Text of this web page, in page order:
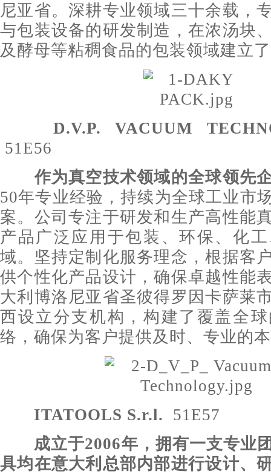
尼亚省。深耕专业领域三十余载，
与包装设备的研发制造，在浓汤块
及酵母等粘稠食品的包装领域建立
D.V.P. VACUUM
51E56
作为真空技术领域的全球领先
50年专业经验，持续为全球工业市
案。公司专注于研发和生产高性能
产品广泛应用于包装、环保、化
域。坚持定制化服务理念，根据客
供个性化产品设计，确保卓越性能
大利博洛尼亚省圣彼得罗因卡萨莱
西设立分支机构，构建了覆盖全
络，确保为客户提供及时、专业的
ITATOOLS S.r.l.
51E57
成立于2006年，拥有一支专业
具均在意大利总部内部进行设计、